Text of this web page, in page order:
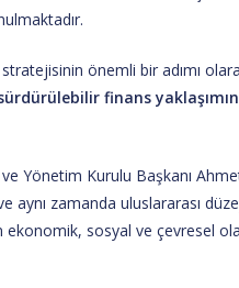
önemli bir adımı
finans
ve Yönetim Kurulu Başkanı
aynı zamanda uluslararası
ekonomik, sosyal ve çevresel